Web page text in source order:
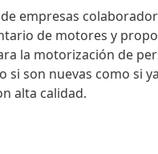
empresas
de motores y
la motorización de
si son nuevas como si
alta calidad.